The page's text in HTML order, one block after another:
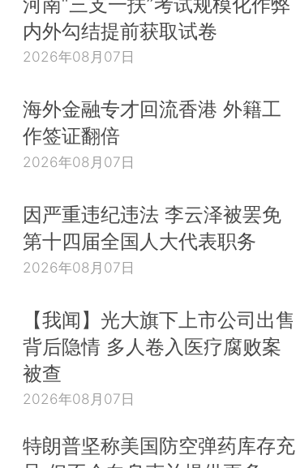
内外勾结提前获取试卷
2026年08月07日
海外金融专才回流香港 外籍工
作签证翻倍
2026年08月07日
因严重违纪违法 李云泽被罢免
第十四届全国人大代表职务
2026年08月07日
【我闻】光大旗下上市公司出售
背后隐情 多人卷入医疗腐败案
被查
2026年08月07日
特朗普坚称美国防空弹药库存充